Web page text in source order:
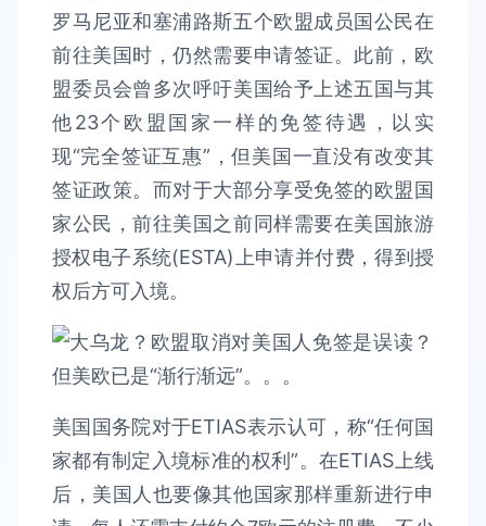
罗马尼亚和塞浦路斯五个欧盟成员国公民在
前往美国时，仍然需要申请签证。此前，欧
盟委员会曾多次呼吁美国给予上述五国与其
他23个欧盟国家一样的免签待遇，以实
现“完全签证互惠”，但美国一直没有改变其
签证政策。而对于大部分享受免签的欧盟国
家公民，前往美国之前同样需要在美国旅游
授权电子系统(ESTA)上申请并付费，得到授
权后方可入境。
美国国务院对于ETIAS表示认可，称“任何国
家都有制定入境标准的权利”。在ETIAS上线
后，美国人也要像其他国家那样重新进行申